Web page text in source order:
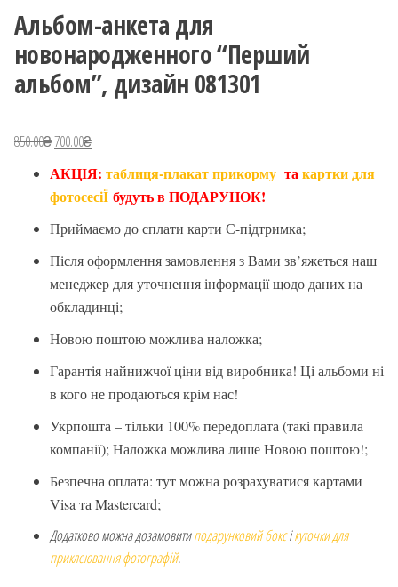
Альбом-анкета для
новонародженного “Перший
альбом”, дизайн 081301
850.00₴Оригінальна ціна: 850.00₴.
700.00₴
АКЦІЯ: таблиця-плакат прикорму такартки для
фотосесіЇ будуть в ПОДАРУНОК!
Приймаємо до сплати карти Є-підтримка;
Після оформлення замовлення з Вами зв’яжеться наш
менеджер для уточнення інформації щодо даних на
обкладинці;
Новою поштою можлива наложка;
Гарантія найнижчої ціни від виробника! Ці альбоми ні
в кого не продаються крім нас!
Укрпошта – тільки 100% передоплата (такі правила
компанії); Наложка можлива лише Новою поштою!;
Безпечна оплата: тут можна розрахуватися картами
Visa та Mastercard;
Додатково можна дозамовитиподарунковий боксікуточки для
приклеювання фотографій.